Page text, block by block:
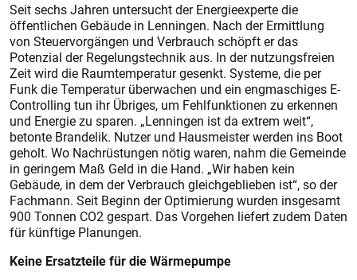
Seit sechs Jahren untersucht der Energieexperte die
öffentlichen Gebäude in Lenningen. Nach der Ermittlung
von Steuervorgängen und Verbrauch schöpft er das
Potenzial der Regelungstechnik aus. In der nutzungsfreien
Zeit wird die Raumtemperatur gesenkt. Systeme, die per
Funk die Temperatur überwachen und ein engmaschiges E-
Controlling tun ihr Übriges, um Fehlfunktionen zu erkennen
und Energie zu sparen. „Lenningen ist da extrem weit“,
betonte Brandelik. Nutzer und Hausmeister werden ins Boot
geholt. Wo Nachrüstungen nötig waren, nahm die Gemeinde
in geringem Maß Geld in die Hand. „Wir haben kein
Gebäude, in dem der Verbrauch gleichgeblieben ist“, so der
Fachmann. Seit Beginn der Optimierung wurden insgesamt
900 Tonnen CO2gespart. Das Vorgehen liefert zudem Daten
für künftige Planungen.
Keine Ersatzteile für die Wärmepumpe